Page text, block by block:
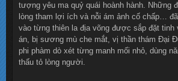
tượng yêu ma quỷ quái hoành hành. Những
lòng tham lợi ích và nỗi ám ảnh cố chấp…
vào từng thiên la địa võng được sắp đặt
án, bị sương mù che mắt, vị thần thám Đại
phi phàm dò xét từng manh mối nhỏ, dùng
thấu tỏ lòng người.